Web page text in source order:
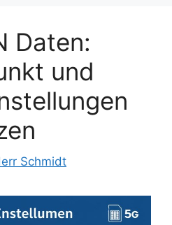
Daten:
und
Schmidt